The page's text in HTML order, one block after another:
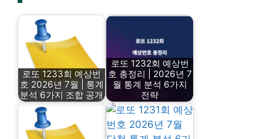
로또 1233회 예상번
호 2026년 7월 | 통계
분석 6가지 조합 공개
로또 1232회 예상번
호 총정리 | 2026년 7
월 통계 분석 6가지
전략